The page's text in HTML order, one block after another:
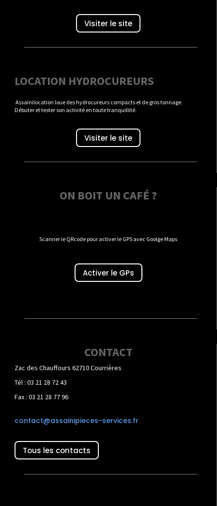
Visiter le site
LOCATION HYDROCUREURS
Assainilocation loue des hydrocureurs compacts et de gros tonnage.
Débuter et tester son activité en toute tranquillité.
Visiter le site
ON BOIT UN CAFÉ ?
Scanner le QRcode pour activer le GPS avec Goolge Maps
Activer le GPs
CONTACT
Zac des Chauffours 62710 Courrières
Tél : 03 21 28 72 43
Fax : 03 21 28 77 96
contact@assainipieces-services.fr
Tous les contacts